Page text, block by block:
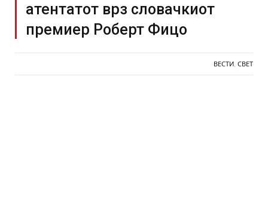
атентатот врз словачкиот
премиер Роберт Фицо
ВЕСТИ СВЕТ